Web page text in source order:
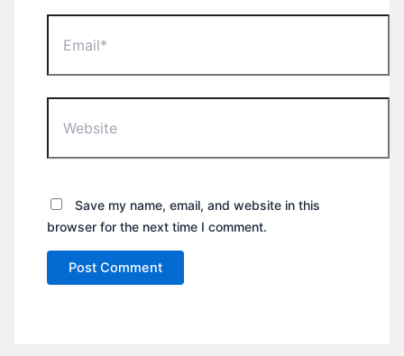
Save my name, email, and website in this
browser for the next time I comment.